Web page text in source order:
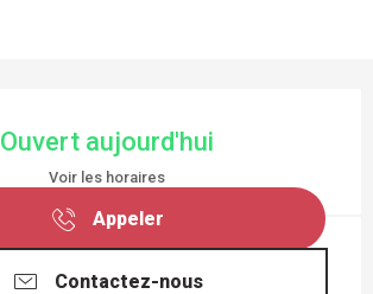
Ouvert aujourd'hui
Voir les horaires
Appeler
Contactez-nous